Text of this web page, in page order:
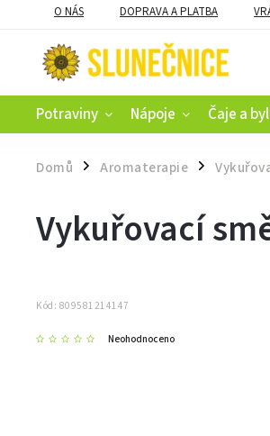
O NÁS DOPRAVA A PLATBA
Potraviny Nápoje Čaje a
Domů / Aromaterapie /
Vykuřovací
Kód: 809581214147
Neohodnoceno